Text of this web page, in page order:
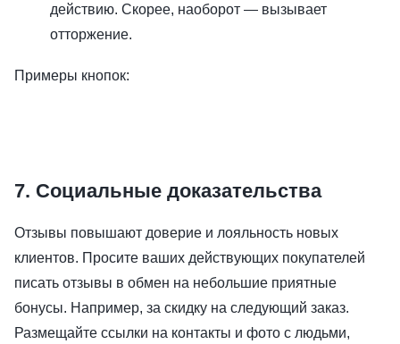
действию. Скорее, наоборот — вызывает
отторжение.
Примеры кнопок:
7. Социальные доказательства
Отзывы повышают доверие и лояльность новых
клиентов. Просите ваших действующих покупателей
писать отзывы в обмен на небольшие приятные
бонусы. Например, за скидку на следующий заказ.
Размещайте ссылки на контакты и фото с людьми,